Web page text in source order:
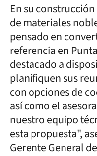
En su
de materiales
pensado en
referencia en
destacado a
planifiquen sus
con opciones de
así como el
nuestro equipo
esta propuesta",
Gerente General